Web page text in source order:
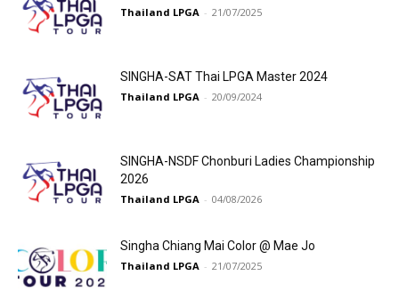
Thailand LPGA - 21/07/2025
SINGHA-SAT Thai LPGA Master 2024
Thailand LPGA - 20/09/2024
SINGHA-NSDF Chonburi Ladies Championship
2026
Thailand LPGA - 04/08/2026
Singha Chiang Mai Color @ Mae Jo
Thailand LPGA - 21/07/2025